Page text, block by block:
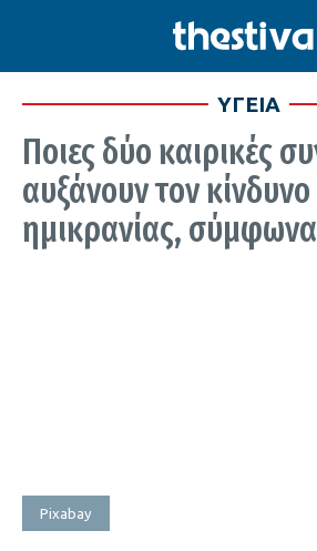
ΥΓΕΙΑ
Ποιες δύο καιρικές
αυξάνουν τον κίνδυνο
ημικρανίας,
Pixabay